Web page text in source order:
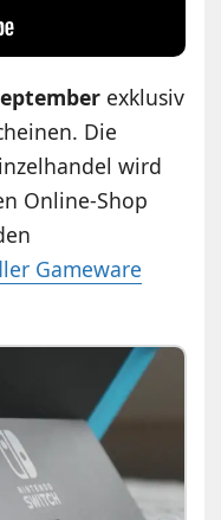
exklusiv
Die
wird
Online-Shop
Gameware